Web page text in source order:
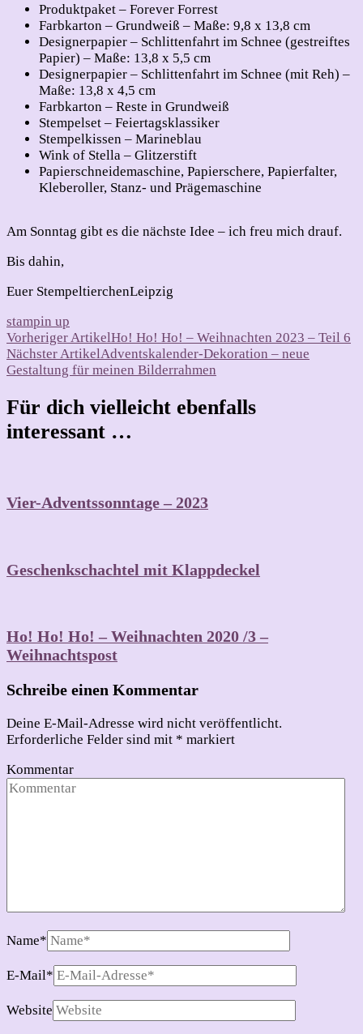
Produktpaket – Forever Forrest
Farbkarton – Grundweiß – Maße: 9,8 x 13,8 cm
Designerpapier – Schlittenfahrt im Schnee (gestreiftes
Papier) – Maße: 13,8 x 5,5 cm
Designerpapier – Schlittenfahrt im Schnee (mit Reh) –
Maße: 13,8 x 4,5 cm
Farbkarton – Reste in Grundweiß
Stempelset – Feiertagsklassiker
Stempelkissen – Marineblau
Wink of Stella – Glitzerstift
Papierschneidemaschine, Papierschere, Papierfalter,
Kleberoller, Stanz- und Prägemaschine
Am Sonntag gibt es die nächste Idee – ich freu mich drauf.
Bis dahin,
Euer StempeltierchenLeipzig
stampin up
Beitragsnavigation
Vorheriger ArtikelHo! Ho! Ho! – Weihnachten 2023 – Teil 6
Nächster ArtikelAdventskalender-Dekoration – neue
Gestaltung für meinen Bilderrahmen
Für dich vielleicht ebenfalls
interessant …
Vier-Adventssonntage – 2023
Geschenkschachtel mit Klappdeckel
Ho! Ho! Ho! – Weihnachten 2020 /3 –
Weihnachtspost
Schreibe einen Kommentar
Deine E-Mail-Adresse wird nicht veröffentlicht.
Erforderliche Felder sind mit * markiert
Kommentar
Name*
E-Mail*
Website